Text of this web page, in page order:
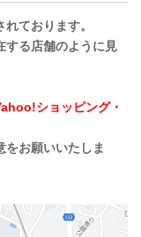
ております。
する店舗のように見
ショッピング・
をお願いいたしま